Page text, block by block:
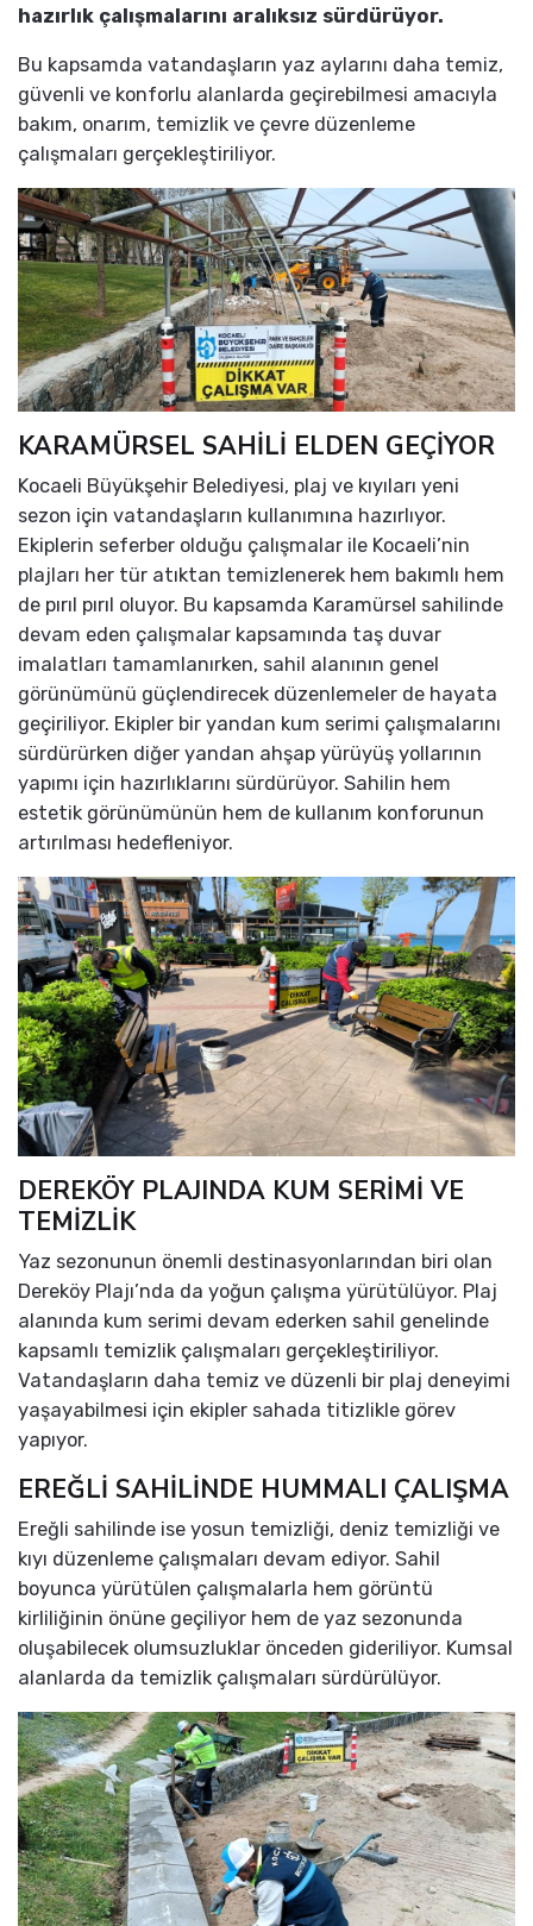
hazırlık çalışmalarını aralıksız sürdürüyor.
Bu kapsamda vatandaşların yaz aylarını daha temiz,
güvenli ve konforlu alanlarda geçirebilmesi amacıyla
bakım, onarım, temizlik ve çevre düzenleme
çalışmaları gerçekleştiriliyor.
KARAMÜRSEL SAHİLİ ELDEN GEÇİYOR
Kocaeli Büyükşehir Belediyesi, plaj ve kıyıları yeni
sezon için vatandaşların kullanımına hazırlıyor.
Ekiplerin seferber olduğu çalışmalar ile Kocaeli’nin
plajları her tür atıktan temizlenerek hem bakımlı hem
de pırıl pırıl oluyor. Bu kapsamda Karamürsel sahilinde
devam eden çalışmalar kapsamında taş duvar
imalatları tamamlanırken, sahil alanının genel
görünümünü güçlendirecek düzenlemeler de hayata
geçiriliyor. Ekipler bir yandan kum serimi çalışmalarını
sürdürürken diğer yandan ahşap yürüyüş yollarının
yapımı için hazırlıklarını sürdürüyor. Sahilin hem
estetik görünümünün hem de kullanım konforunun
artırılması hedefleniyor.
DEREKÖY PLAJINDA KUM SERİMİ VE
TEMİZLİK
Yaz sezonunun önemli destinasyonlarından biri olan
Dereköy Plajı’nda da yoğun çalışma yürütülüyor. Plaj
alanında kum serimi devam ederken sahil genelinde
kapsamlı temizlik çalışmaları gerçekleştiriliyor.
Vatandaşların daha temiz ve düzenli bir plaj deneyimi
yaşayabilmesi için ekipler sahada titizlikle görev
yapıyor.
EREĞLİ SAHİLİNDE HUMMALI ÇALIŞMA
Ereğli sahilinde ise yosun temizliği, deniz temizliği ve
kıyı düzenleme çalışmaları devam ediyor. Sahil
boyunca yürütülen çalışmalarla hem görüntü
kirliliğinin önüne geçiliyor hem de yaz sezonunda
oluşabilecek olumsuzluklar önceden gideriliyor. Kumsal
alanlarda da temizlik çalışmaları sürdürülüyor.